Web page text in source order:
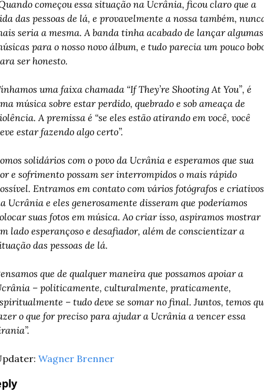
começou essa situação na Ucrânia, ficou claro que a
das pessoas de lá, e provavelmente a nossa também,
seria a mesma. A banda tinha acabado de lançar algumas
para o nosso novo álbum, e tudo parecia um pouco
ser honesto.
uma faixa chamada “If They’re Shooting At You”, é
música sobre estar perdido, quebrado e sob ameaça de
A premissa é “se eles estão atirando em você, você
estar fazendo algo certo”.
solidários com o povo da Ucrânia e esperamos que sua
e sofrimento possam ser interrompidos o mais rápido
Entramos em contato com vários fotógrafos e criativos
Ucrânia e eles generosamente disseram que poderíamos
suas fotos em música. Ao criar isso, aspiramos mostrar
lado esperançoso e desafiador, além de conscientizar a
das pessoas de lá.
que de qualquer maneira que possamos apoiar a
– politicamente, culturalmente, praticamente,
– tudo deve se somar no final. Juntos, temos
o que for preciso para ajudar a Ucrânia a vencer essa
Wagner Brenner